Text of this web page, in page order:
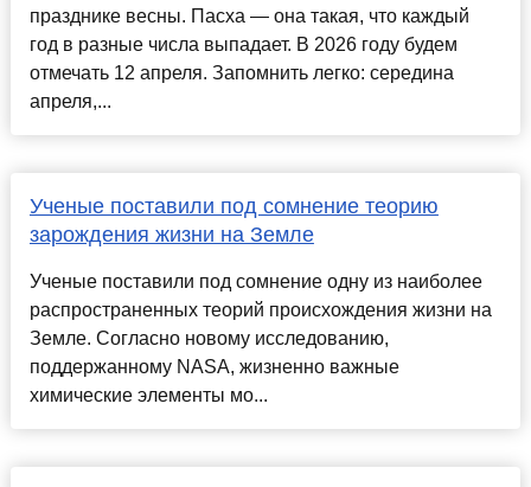
празднике весны. Пасха — она такая, что каждый
год в разные числа выпадает. В 2026 году будем
отмечать 12 апреля. Запомнить легко: середина
апреля,...
Ученые поставили под сомнение теорию
зарождения жизни на Земле
Ученые поставили под сомнение одну из наиболее
распространенных теорий происхождения жизни на
Земле. Согласно новому исследованию,
поддержанному NASA, жизненно важные
химические элементы мо...